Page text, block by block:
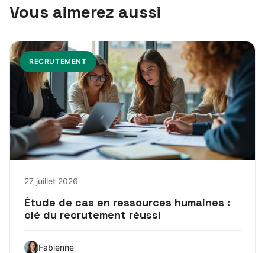
Vous aimerez aussi
RECRUTEMENT
27 juillet 2026
Étude de cas en ressources humaines :
clé du recrutement réussi
Fabienne